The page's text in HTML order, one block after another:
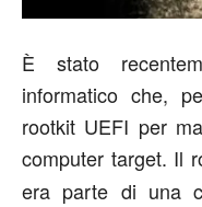
È stato
informatico che,
rootkit UEFI per
computer target. Il
era parte di una